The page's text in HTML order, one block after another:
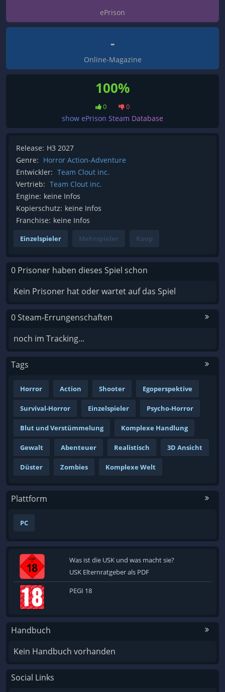
ePrison
-
Online-Magazine
100%
0 0
show ePrison Steam Database
Release: H3 2027
Genre: Horror Action-Adventure
Entwickler: Team Clout inc.
Vertrieb: Team Clout inc.
Engine: keine Infos
Kopierschutz: keine Infos
Franchise: keine Infos
Einzelspieler Mehrspieler Koop
0 Prisoner haben dieses Spiel schon
Kein Prisoner hat oder wartet auf das Spiel
0 Steam-Errungenschaften
noch im Tracking...
Tags
Horror Action Shooter Egoperspektive
Survival-Horror Einzelspieler Psycho-Horror
Blut und Verstümmelung Komplexe Handlung
Gewalt Abenteuer Realistisch 3D Ansicht
Düster Zombies Komplexe Welt
Plattform
PC
Was ist die USK und was macht sie?
USK Elternratgeber als PDF
PEGI 18
Handbuch
Kein Handbuch vorhanden
Social Links